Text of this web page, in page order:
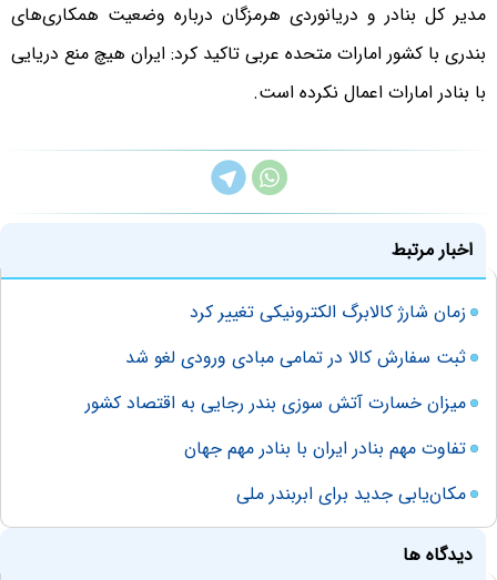
مدیر کل بنادر و دریانوردی هرمزگان درباره وضعیت همکاری‌های
بندری با کشور امارات متحده عربی تاکید کرد: ایران هیچ منع دریایی
با بنادر امارات اعمال نکرده است.
اخبار مرتبط
زمان شارژ کالابرگ الکترونیکی تغییر کرد
ثبت سفارش کالا در تمامی مبادی ورودی لغو شد
میزان خسارت آتش سوزی بندر رجایی به اقتصاد کشور
تفاوت مهم بنادر ایران با بنادر مهم جهان
مکان‌یابی جدید برای ابربندر ملی
دیدگاه ها